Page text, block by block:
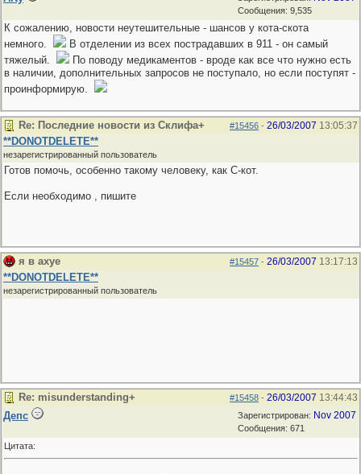
Сообщения: 9,535
К сожалению, новости неутешительные - шансов у кота-скота
немного.
В отделении из всех пострадавших в 911 - он самый
тяжелый.
По поводу медикаментов - вроде как все что нужно есть
в наличии, дополнительных запросов не поступало, но если поступят -
проинформирую.
#15456 - 26/03/2007 13:05:37
Re: Последние новости из Склифа+
**DONOTDELETE**
незарегистрированный пользователь
Готов помочь, особенно такому человеку, как С-кот.
Если необходимо , пишите
#15457 - 26/03/2007 13:17:13
я в ахуе
**DONOTDELETE**
незарегистрированный пользователь
#15458 - 26/03/2007 13:44:43
Re: misunderstanding+
Зарегистрирован: Nov 2007
Сообщения: 671
Депс
Цитата: